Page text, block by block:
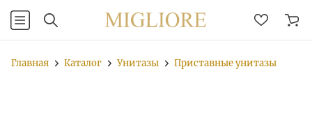
Главная Каталог Унитазы Приставные унитазы